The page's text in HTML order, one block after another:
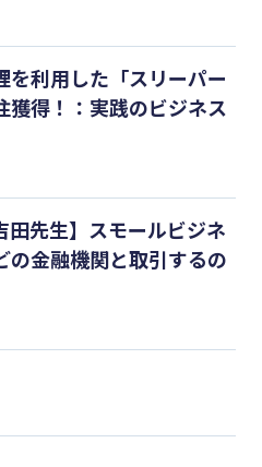
を利用した「スリーパー
獲得！：実践のビジネス
田先生】スモールビジネ
の金融機関と取引するの